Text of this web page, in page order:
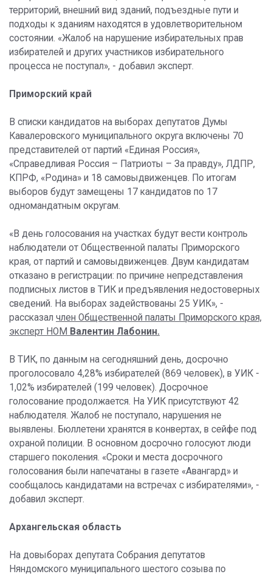
территорий, внешний вид зданий, подъездные пути и
подходы к зданиям находятся в удовлетворительном
состоянии. «Жалоб на нарушение избирательных прав
избирателей и других участников избирательного
процесса не поступал», - добавил эксперт.
Приморский край
В списки кандидатов на выборах депутатов Думы
Кавалеровского муниципального округа включены 70
представителей от партий «Единая Россия»,
«Справедливая Россия – Патриоты – За правду», ЛДПР,
КПРФ, «Родина» и 18 самовыдвиженцев. По итогам
выборов будут замещены 17 кандидатов по 17
одномандатным округам.
«В день голосования на участках будут вести контроль
наблюдатели от Общественной палаты Приморского
края, от партий и самовыдвиженцев. Двум кандидатам
отказано в регистрации: по причине непредставления
подписных листов в ТИК и предъявления недостоверных
сведений. На выборах задействованы 25 УИК», -
рассказал член Общественной палаты Приморского края,
эксперт НОМ Валентин Лабонин.
В ТИК, по данным на сегодняшний день, досрочно
проголосовало 4,28% избирателей (869 человек), в УИК -
1,02% избирателей (199 человек). Досрочное
голосование продолжается. На УИК присутствуют 42
наблюдателя. Жалоб не поступало, нарушения не
выявлены. Бюллетени хранятся в конвертах, в сейфе под
охраной полиции. В основном досрочно голосуют люди
старшего поколения. «Сроки и места досрочного
голосования были напечатаны в газете «Авангард» и
сообщалось кандидатами на встречах с избирателями», -
добавил эксперт.
Архангельская область
На довыборах депутата Собрания депутатов
Няндомского муниципального шестого созыва по